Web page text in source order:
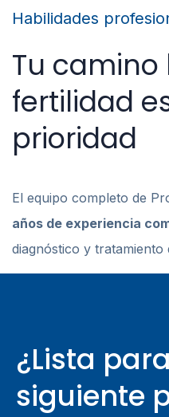
Habilidades
Tu camino
fertilidad
prioridad
El equipo completo de
años de experiencia
diagnóstico y tratamiento
¿Lista
siguiente